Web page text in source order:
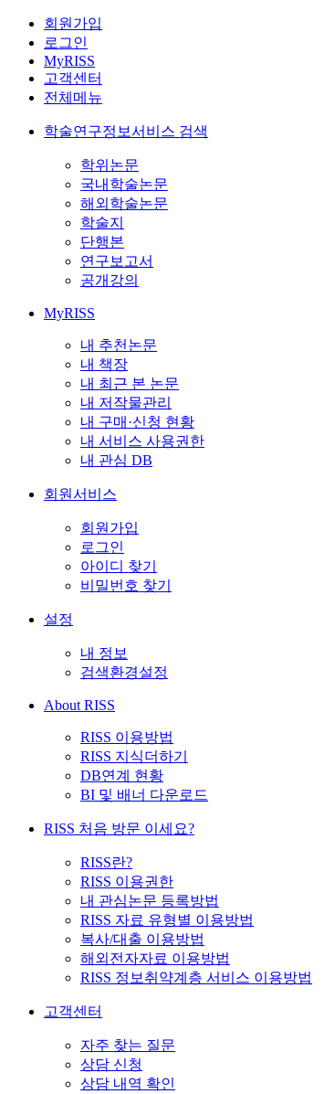
회원가입
로그인
MyRISS
고객센터
전체메뉴
학술연구정보서비스 검색
학위논문
국내학술논문
해외학술논문
학술지
단행본
연구보고서
공개강의
MyRISS
내 추천논문
내 책장
내 최근 본 논문
내 저작물관리
내 구매·신청 현황
내 서비스 사용권한
내 관심 DB
회원서비스
회원가입
로그인
아이디 찾기
비밀번호 찾기
설정
내 정보
검색환경설정
About RISS
RISS 이용방법
RISS 지식더하기
DB연계 현황
BI 및 배너 다운로드
RISS 처음 방문 이세요?
RISS란?
RISS 이용권한
내 관심논문 등록방법
RISS 자료 유형별 이용방법
복사/대출 이용방법
해외전자자료 이용방법
RISS 정보취약계층 서비스 이용방법
고객센터
자주 찾는 질문
상담 신청
상담 내역 확인